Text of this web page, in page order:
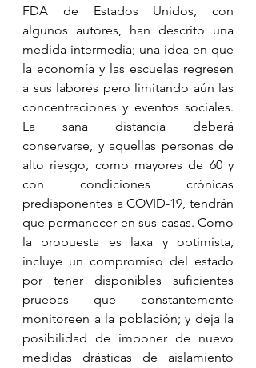
FDA de Estados Unidos, con
algunos autores, han descrito una
medida intermedia; una idea en que
la economía y las escuelas regresen
a sus labores pero limitando aún las
concentraciones y eventos sociales.
La sana distancia deberá
conservarse, y aquellas personas de
alto riesgo, como mayores de 60 y
con condiciones crónicas
predisponentes a COVID-19, tendrán
que permanecer en sus casas. Como
la propuesta es laxa y optimista,
incluye un compromiso del estado
por tener disponibles suficientes
pruebas que constantemente
monitoreen a la población; y deja la
posibilidad de imponer de nuevo
medidas drásticas de aislamiento